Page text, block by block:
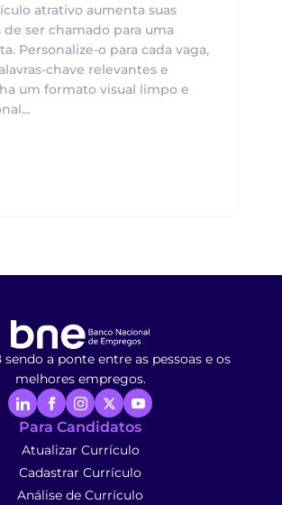
atrativo aumenta suas
de ser chamado para uma
Personalize-o para cada vaga,
chave relevantes e
um formato visual limpo e
sendo a ponte entre as pessoas e os
melhores empregos.
Para Candidatos
Atualizar Currículo
Cadastrar Currículo
Análise de Currículo